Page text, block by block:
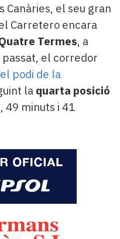
el seu gran
Carretero encara
Termes, a
passat, el corredor
podi de la
la quarta posició
49 minuts i 41